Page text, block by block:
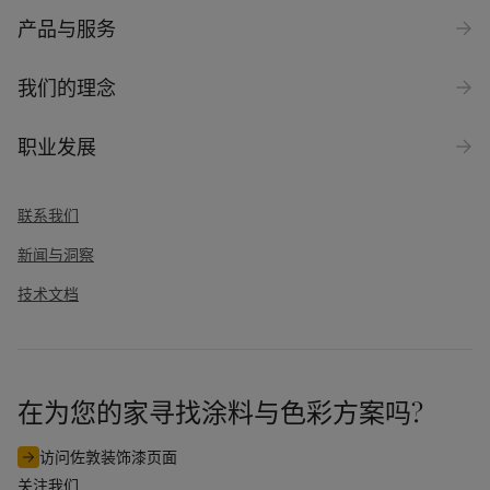
产品与服务
我们的理念
职业发展
联系我们
新闻与洞察
技术文档
在为您的家寻找涂料与色彩方案吗?
访问佐敦装饰漆页面
关注我们